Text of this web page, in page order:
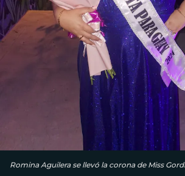
Romina Aguilera se llevó la corona de Miss